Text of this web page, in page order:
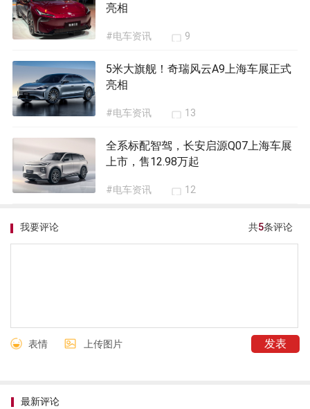
亮相
#电车资讯 9
5米大旗舰！奇瑞风云A9上海车展正式
亮相
#电车资讯 13
全系标配智驾，长安启源Q07上海车展
上市，售12.98万起
#电车资讯 12
共5条评论
我要评论
表情 上传图片
最新评论